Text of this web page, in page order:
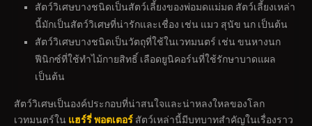
สัตว์วิเศษบางชนิดเป็นสัตว์เลี้ยงของพ่อมดแม่มด สัตว์เลี้ยงเหล่า
นี้มักเป็นสัตว์วิเศษที่น่ารักและเชื่อง เช่น แมว สุนัข นก เป็นต้น
สัตว์วิเศษบางชนิดเป็นวัตถุที่ใช้ในเวทมนตร์ เช่น ขนหางนก
ฟีนิกซ์ที่ใช้ทำไม้กายสิทธิ์ เลือดยูนิคอร์นที่ใช้รักษาบาดแผล
เป็นต้น
สัตว์วิเศษเป็นองค์ประกอบที่น่าสนใจและน่าหลงใหลของโลก
เวทมนตร์ใน แฮร์รี่ พอตเตอร์ สัตว์เหล่านี้มีบทบาทสำคัญในเรื่องราว